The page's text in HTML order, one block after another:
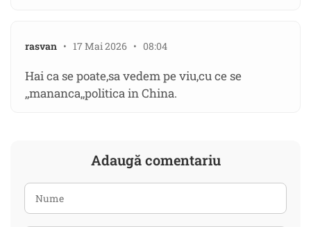
rasvan • 17 Mai 2026 • 08:04
Hai ca se poate,sa vedem pe viu,cu ce se
,,mananca,,politica in China.
Adaugă comentariu